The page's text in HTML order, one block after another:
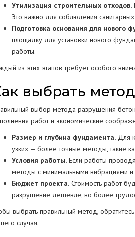
Утилизация строительных отходов.
Это важно для соблюдения
Подготовка основания для нового
площадку для установки нового
работы.
из этих этапов требует особого
выбрать
выбор метода разрушения
работ и экономические
Размер и глубина фундамента. Для
узких — более точные методы, такие
Условия работы. Если работы
методы с минимальными вибрациями и
Бюджет проекта. Стоимость работ
разрушение дешевле, но более
выбрать правильный метод,
случая.